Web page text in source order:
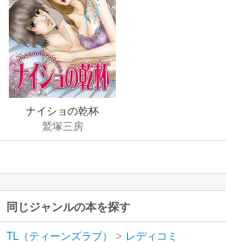
ナイショの乾杯
鷲塚三房
同じジャンルの本を探す
TL（ティーンズラブ） > レディコミ